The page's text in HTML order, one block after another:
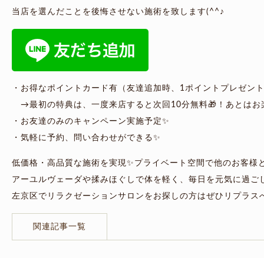
当店を選んだことを後悔させない施術を致します(^^♪
・お得なポイントカード有（友達追加時、1ポイントプレゼン
→最初の特典は、一度来店すると次回10分無料🎁！あとは
・お友達のみのキャンペーン実施予定✨
・気軽に予約、問い合わせができる✨
低価格・高品質な施術を実現✨プライベート空間で他のお客
アーユルヴェーダや揉みほぐしで体を軽く、毎日を元気に過ご
左京区でリラクゼーションサロンをお探しの方はぜひリプラス
関連記事一覧